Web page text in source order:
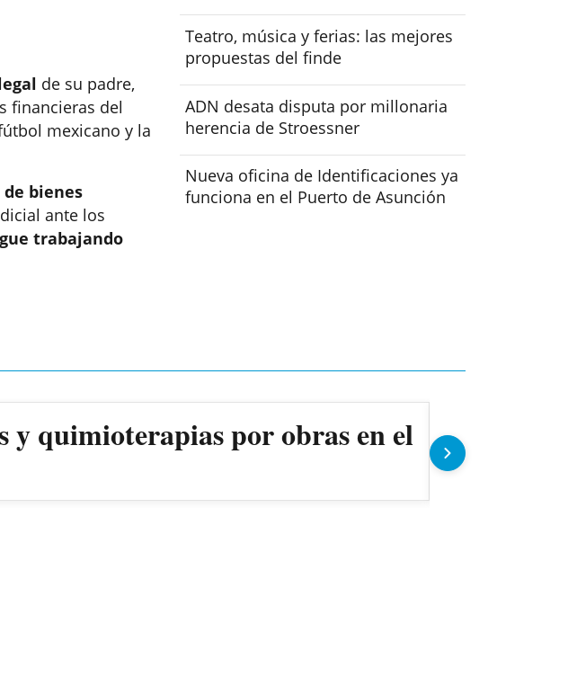
de su padre,
financieras del
mexicano y la
bienes
ante los
trabajando
Teatro, música y ferias: las mejores
propuestas del finde
ADN desata disputa por millonaria
herencia de Stroessner
Nueva oficina de Identificaciones ya
funciona en el Puerto de Asunción
y quimioterapias por obras en el
Ollas